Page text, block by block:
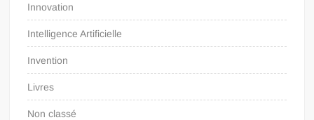
Innovation
Intelligence Artificielle
Invention
Livres
Non classé